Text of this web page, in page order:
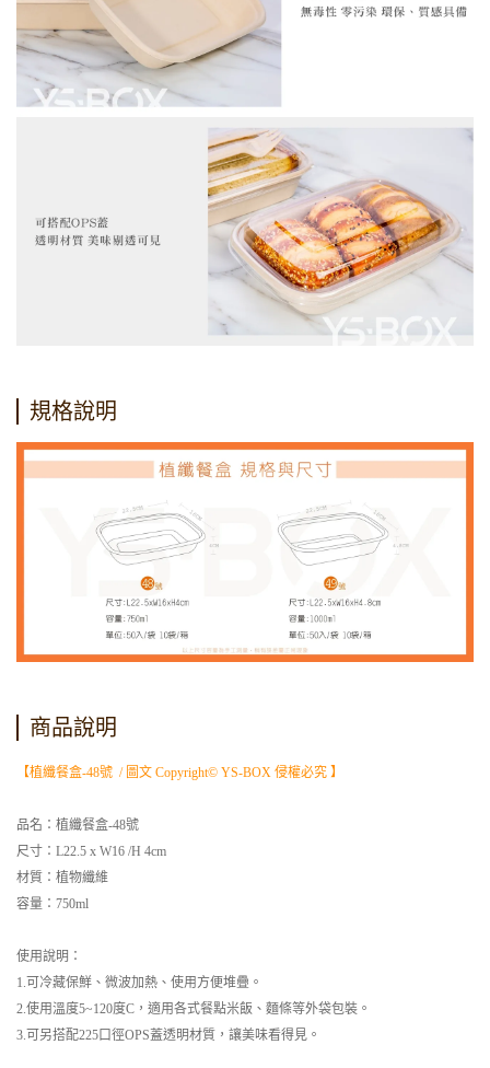
規格說明
商品說明
【植纖餐盒-48號 / 圖文 Copyright© YS-BOX 侵權必究 】
品名：植纖餐盒-48號
尺寸：L22.5 x W16 /H 4cm
材質：植物纖維
容量：750ml
使用說明：
1.可冷藏保鮮、微波加熱、使用方便堆疊。
2.使用溫度5~120度C，適用各式餐點米飯、麵條等外袋包裝。
3.可另搭配225口徑OPS蓋透明材質，讓美味看得見。